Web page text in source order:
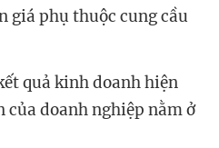
giá phụ thuộc cung cầu
quả kinh doanh hiện
doanh nghiệp nằm ở